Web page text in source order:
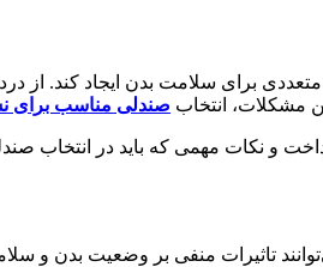
برای سلامت بدن ایجاد کند.
مشکلات، انتخاب صندلی مناسب برای
و نکات مهمی که باید در انتخاب
تاثیرات منفی بر وضعیت بدن